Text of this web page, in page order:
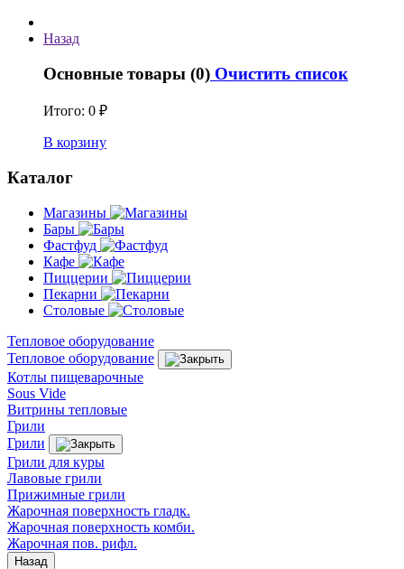
Назад
Основные товары (0) Очистить список
Итого: 0 ₽
В корзину
Каталог
Магазины
Бары
Фастфуд
Кафе
Пиццерии
Пекарни
Столовые
Тепловое оборудование
Тепловое оборудование
Котлы пищеварочные
Sous Vide
Витрины тепловые
Грили
Грили
Грили для куры
Лавовые грили
Прижимные грили
Жарочная поверхность гладк.
Жарочная поверхность комби.
Жарочная пов. рифл.
Назад